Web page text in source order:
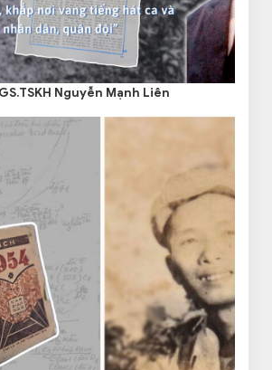
Nguyễn Mạnh Liên